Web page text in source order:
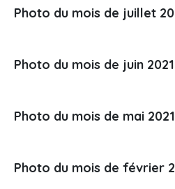
Photo du mois de juillet
Photo du mois de juin 2021
Photo du mois de mai 2021
Photo du mois de février